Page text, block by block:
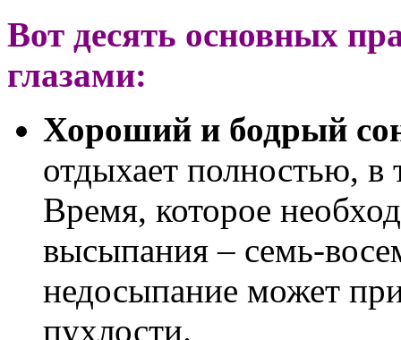
Вот десять основных
глазами:
Хороший и бодрый
отдыхает полностью, в
Время, которое
высыпания – семь-
недосыпание может
пухлости.